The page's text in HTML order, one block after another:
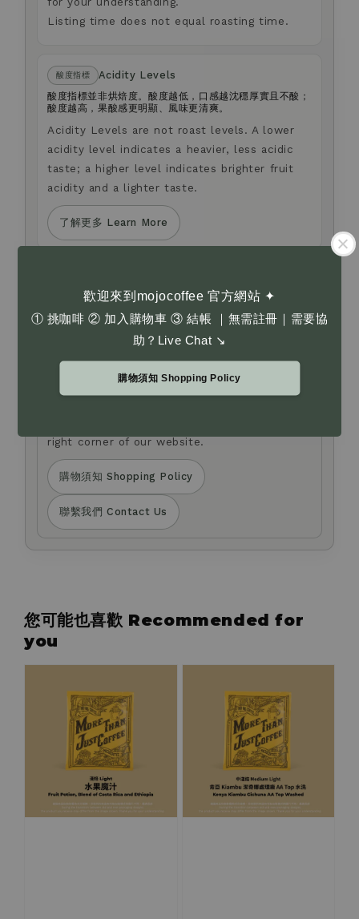
歡迎來到mojocoffee 官方網站 ✦
① 挑咖啡 ② 加入購物車 ③ 結帳 ｜無需註冊｜需要協
助？Live Chat ↘
購物須知 Shopping Policy
Listing time does not equal roasting time.
酸度指標
Acidity Levels
酸度指標並非烘焙度。酸度越低，口感越沈穩厚實且不酸；
酸度越高，果酸感更明顯、風味更清爽。
Acidity Levels are not roast levels. A lower
acidity level indicates a heavier, less acidic
taste; a higher level indicates brighter fruit
acidity and a lighter taste.
了解更多 Learn More
我們不會以電話或簡訊方式通知您變更付款方式。
如您對商品選購，或有任何疑問，歡迎透過官網右下角
Live Chat 留言與我們聯繫。
We will never contact you by phone or SMS
to request changes to your payment method.
If you have any questions about product
right corner of our website.
購物須知 Shopping Policy
聯繫我們 Contact Us
您可能也喜歡 Recommended for
you